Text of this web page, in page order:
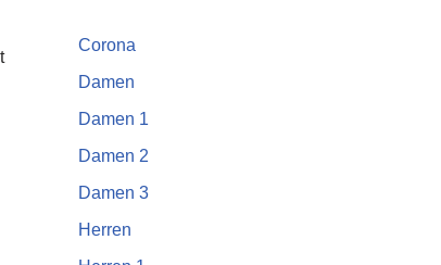
Corona
Damen
Damen 1
Damen 2
Damen 3
Herren